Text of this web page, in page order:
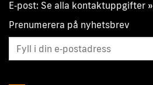
E‑post: Se alla kontaktuppgifter »
Prenumerera på nyhetsbrev